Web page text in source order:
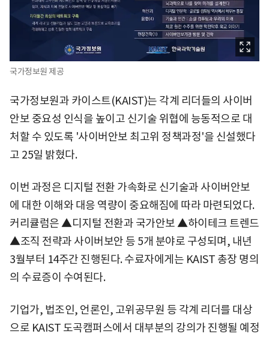
국가정보원 제공
국가정보원과 카이스트(KAIST)는 각계 리더들의 사이버
안보 중요성 인식을 높이고 신기술 위협에 능동적으로 대
처할 수 있도록 '사이버안보 최고위 정책과정'을 신설했다
고 25일 밝혔다.
이번 과정은 디지털 전환 가속화로 신기술과 사이버안보
에 대한 이해와 대응 역량이 중요해짐에 따라 마련되었다.
커리큘럼은 ▲디지털 전환과 국가안보 ▲하이테크 트렌드
▲조직 전략과 사이버보안 등 5개 분야로 구성되며, 내년
3월부터 14주간 진행된다. 수료자에게는 KAIST 총장 명의
의 수료증이 수여된다.
기업가, 법조인, 언론인, 고위공무원 등 각계 리더를 대상
으로 KAIST 도곡캠퍼스에서 대부분의 강의가 진행될 예정